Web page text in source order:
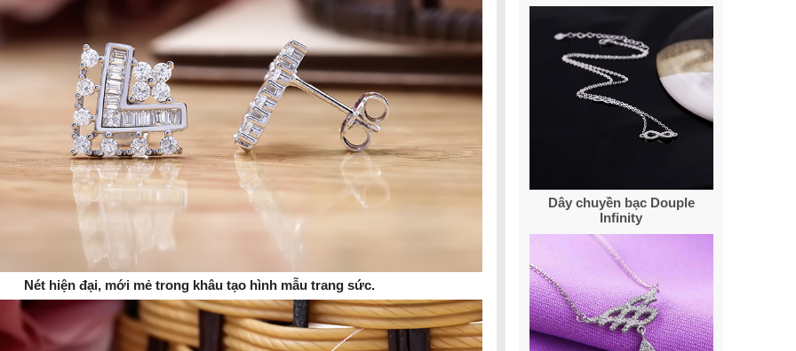
Nét hiện đại, mới mẻ trong khâu tạo hình mẫu trang sức.
Dây chuyền bạc Douple
Infinity